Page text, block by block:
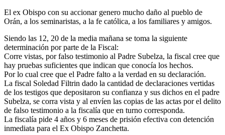
El ex Obispo con su accionar genero mucho daño al pueblo de
Orán, a los seminaristas, a la fe católica, a los familiares y amigos.
Siendo las 12, 20 de la media mañana se toma la siguiente
determinación por parte de la Fiscal:
Corre vistas, por falso testimonio al Padre Subelza, la fiscal cree que
hay pruebas suficientes que indican que conocía los hechos.
Por lo cual cree que el Padre falto a la verdad en su declaración.
La fiscal Soledad Filtrin dado la cantidad de declaraciones vertidas
de los testigos que depositaron su confianza y sus dichos en el padre
Subelza, se corra vista y al envíen las copias de las actas por el delito
de falso testimonio a la fiscalía que en turno corresponda.
La fiscalía pide 4 años y 6 meses de prisión efectiva con detención
inmediata para el Ex Obispo Zanchetta.